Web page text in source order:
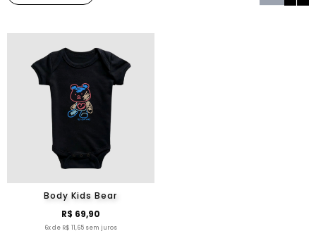
Body Kids Bear
R$ 69,90
6x de R$ 11,65 sem juros